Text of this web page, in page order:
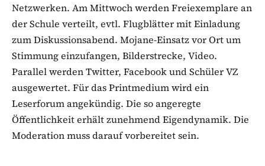
Netzwerken. Am Mittwoch werden Freiexemplare an
der Schule verteilt, evtl. Flugblätter mit Einladung
zum Diskussionsabend. Mojane-Einsatz vor Ort um
Stimmung einzufangen, Bilderstrecke, Video.
Parallel werden Twitter, Facebook und Schüler VZ
ausgewertet. Für das Printmedium wird ein
Leserforum angekündig. Die so angeregte
Öffentlichkeit erhält zunehmend Eigendynamik. Die
Moderation muss darauf vorbereitet sein.